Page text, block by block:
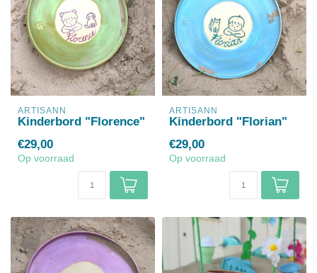
ARTISANN
Kinderbord "Florence"
€29,00
Op voorraad
ARTISANN
Kinderbord "Florian"
€29,00
Op voorraad